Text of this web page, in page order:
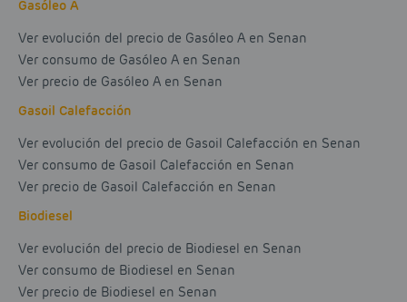
Gasóleo A
Ver evolución del precio de Gasóleo A en Senan
Ver consumo de Gasóleo A en Senan
Ver precio de Gasóleo A en Senan
Gasoil Calefacción
Ver evolución del precio de Gasoil Calefacción en Senan
Ver consumo de Gasoil Calefacción en Senan
Ver precio de Gasoil Calefacción en Senan
Biodiesel
Ver evolución del precio de Biodiesel en Senan
Ver consumo de Biodiesel en Senan
Ver precio de Biodiesel en Senan